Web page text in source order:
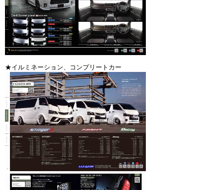
★イルミネーション、コンプリートカー